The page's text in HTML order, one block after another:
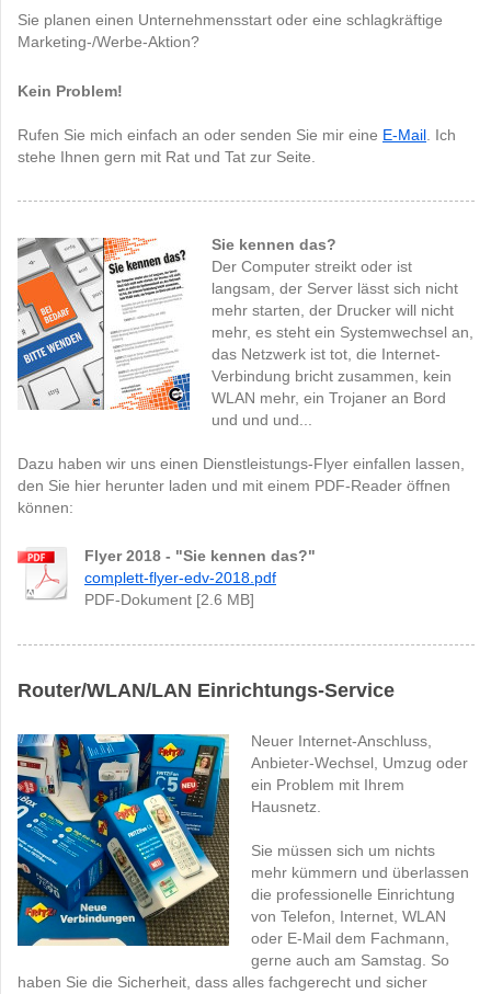
Sie planen einen Unternehmensstart oder eine schlagkräftige
Marketing-/Werbe-Aktion?
Kein Problem!
Rufen Sie mich einfach an oder senden Sie mir eine E-Mail . Ich
stehe Ihnen gern mit Rat und Tat zur Seite.
Sie kennen das?
Der Computer streikt oder ist
langsam, der Server lässt sich nicht
mehr starten, der Drucker will nicht
mehr, es steht ein Systemwechsel an,
das Netzwerk ist tot, die Internet-
Verbindung bricht zusammen, kein
WLAN mehr, ein Trojaner an Bord
und und und...
Dazu haben wir uns einen Dienstleistungs-Flyer einfallen lassen,
den Sie hier herunter laden und mit einem PDF-Reader öffnen
können:
Flyer 2018 - "Sie kennen das?"
complett-flyer-edv-2018.pdf
PDF-Dokument [2.6 MB]
Router/WLAN/LAN Einrichtungs-Service
Neuer Internet-Anschluss,
Anbieter-Wechsel, Umzug oder
ein Problem mit Ihrem
Hausnetz.
Sie müssen sich um nichts
mehr kümmern und überlassen
die professionelle Einrichtung
von Telefon, Internet, WLAN
oder E-Mail dem Fachmann,
gerne auch am Samstag. So
haben Sie die Sicherheit, dass alles fachgerecht und sicher